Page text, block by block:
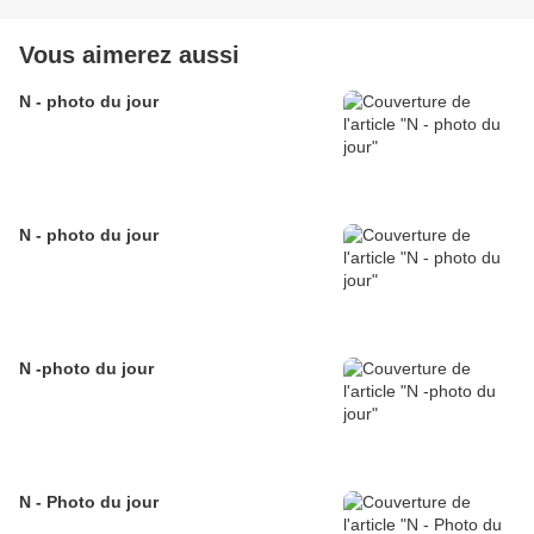
Vous aimerez aussi
N - photo du jour
N - photo du jour
N -photo du jour
N - Photo du jour